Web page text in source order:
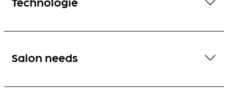
Technologie
Salon needs